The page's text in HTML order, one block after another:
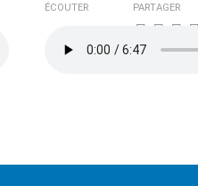
ÉCOUTER PARTAGER